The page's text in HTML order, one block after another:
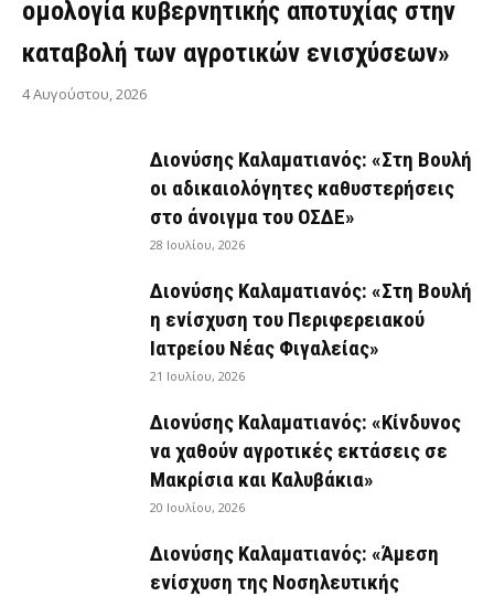
ομολογία κυβερνητικής αποτυχίας στην
καταβολή των αγροτικών ενισχύσεων»
4 Αυγούστου, 2026
Διονύσης Καλαματιανός: «Στη Βουλή
οι αδικαιολόγητες καθυστερήσεις
στο άνοιγμα του ΟΣΔΕ»
28 Ιουλίου, 2026
Διονύσης Καλαματιανός: «Στη Βουλή
η ενίσχυση του Περιφερειακού
Ιατρείου Νέας Φιγαλείας»
21 Ιουλίου, 2026
Διονύσης Καλαματιανός: «Κίνδυνος
να χαθούν αγροτικές εκτάσεις σε
Μακρίσια και Καλυβάκια»
20 Ιουλίου, 2026
Διονύσης Καλαματιανός: «Άμεση
ενίσχυση της Νοσηλευτικής